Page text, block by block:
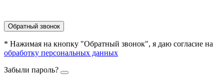
Обратный звонок
* Нажимая на кнопку "Обратный звонок", я даю согласие на
обработку персональных данных
Забыли пароль?